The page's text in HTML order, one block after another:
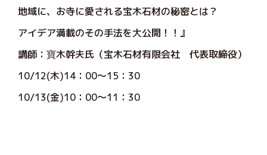
地域に、お寺に愛される宝木石材の秘密とは？
アイデア満載のその手法を大公開！！』
講師：寶木幹夫氏（宝木石材有限会社 代表取締役）
10/12(木)14：00～15：30
10/13(金)10：00～11：30